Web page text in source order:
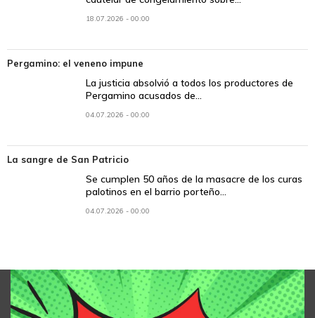
18.07.2026 - 00:00
Pergamino: el veneno impune
La justicia absolvió a todos los productores de
Pergamino acusados de...
04.07.2026 - 00:00
La sangre de San Patricio
Se cumplen 50 años de la masacre de los curas
palotinos en el barrio porteño...
04.07.2026 - 00:00